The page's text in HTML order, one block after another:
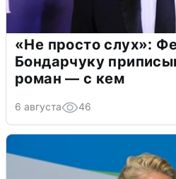
«Не просто слух»:
Бондарчуку
роман — с кем
6 августа 46